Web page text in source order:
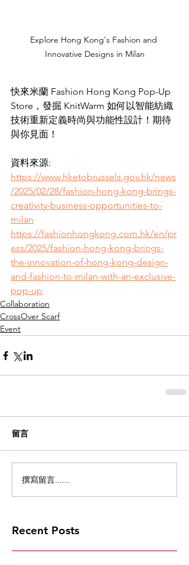
Explore Hong Kong's Fashion and
Innovative Designs in Milan
快來米蘭 Fashion Hong Kong Pop-Up
Store，發掘 KnitWarm 如何以智能紡織
技術重新定義時尚與功能性設計！期待
與你見面！
資料來源:
https://www.hketobrussels.gov.hk/news
/2025/02/28/fashion-hong-kong-brings-
creativity-business-opportunities-to-
milan
https://fashionhongkong.com.hk/en/pr
ess/2025/fashion-hong-kong-brings-
the-innovation-of-hong-kong-design-
and-fashion-to-milan-with-an-exclusive-
pop-up
Collaboration
CrossOver Scarf
Event
留言
撰寫留言......
Recent Posts